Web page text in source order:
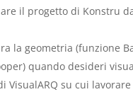
il progetto di Konstru
la geometria (funzione
quando desideri
VisualARQ su cui